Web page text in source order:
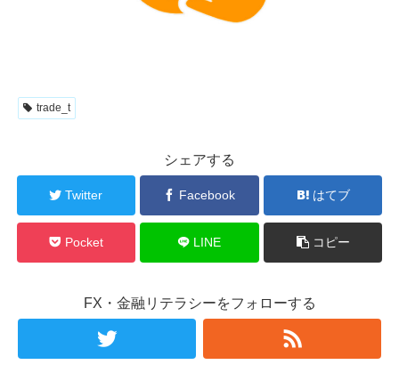
trade_t
シェアする
Twitter Facebook はてブ
Pocket LINE コピー
FX・金融リテラシーをフォローする